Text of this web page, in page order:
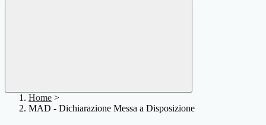
Home >
MAD - Dichiarazione Messa a Disposizione